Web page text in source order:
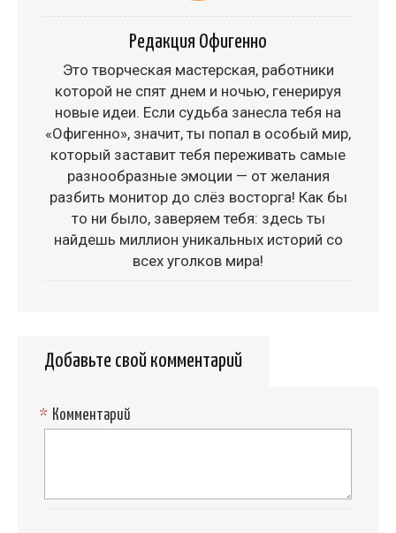
Редакция Офигенно
Это творческая мастерская, работники
которой не спят днем и ночью, генерируя
новые идеи. Если судьба занесла тебя на
«Офигенно», значит, ты попал в особый мир,
который заставит тебя переживать самые
разнообразные эмоции — от желания
разбить монитор до слёз восторга! Как бы
то ни было, заверяем тебя: здесь ты
найдешь миллион уникальных историй со
всех уголков мира!
Добавьте свой комментарий
Комментарий
*